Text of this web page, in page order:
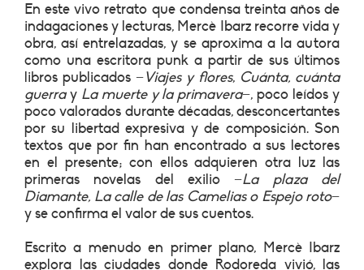
En este vivo retrato que condensa treinta años de
indagaciones y lecturas, Mercè Ibarz recorre vida y
obra, así entrelazadas, y se aproxima a la autora
como una escritora punk a partir de sus últimos
libros publicados −Viajes y ﬂores, Cuánta, cuánta
guerray La muerte y la primavera−, poco leídos y
poco valorados durante décadas, desconcertantes
por su libertad expresiva y de composición. Son
textos que por ﬁn han encontrado a sus lectores
en el presente; con ellos adquieren otra luz las
primeras novelas del exilio −La plaza del
Diamante, La calle de las Camelias o Espejo roto−
y se conﬁrma el valor de sus cuentos.
Escrito a menudo en primer plano, Mercè Ibarz
explora las ciudades donde Rodoreda vivió, las